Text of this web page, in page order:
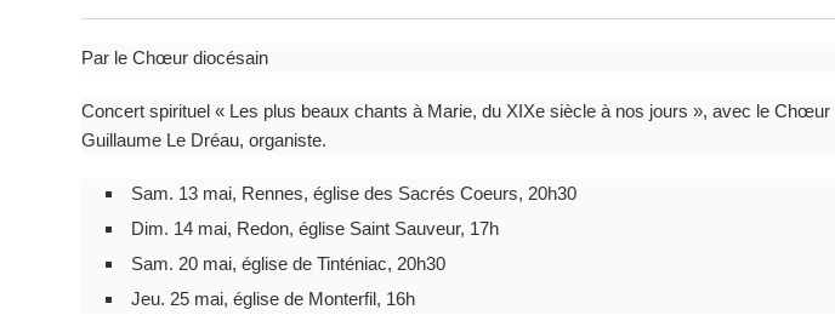
Par le Chœur diocésain
Concert spirituel « Les plus beaux chants à Marie, du XIXe siècle à nos jours », avec le
Guillaume Le Dréau, organiste.
Sam. 13 mai, Rennes, église des Sacrés Coeurs, 20h30
Dim. 14 mai, Redon, église Saint Sauveur, 17h
Sam. 20 mai, église de Tinténiac, 20h30
Jeu. 25 mai, église de Monterfil, 16h